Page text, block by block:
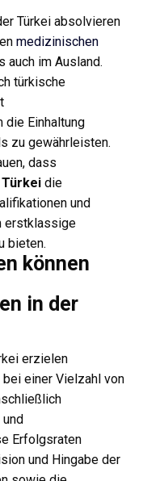
Türkei absolvieren
medizinischen
auch im Ausland.
türkische
die Einhaltung
zu gewährleisten.
dass
die
und
erstklassige
bieten.
können
in der
erzielen
einer Vielzahl von
Erfolgsraten
und Hingabe der